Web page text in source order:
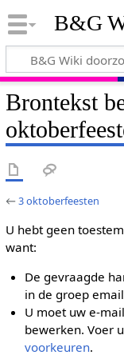
B&G
Brontekst
←3 oktoberfeesten
U hebt geen
want:
De gevraagde
in de groep
U moet uw e-
bewerken. Voer
voorkeuren.